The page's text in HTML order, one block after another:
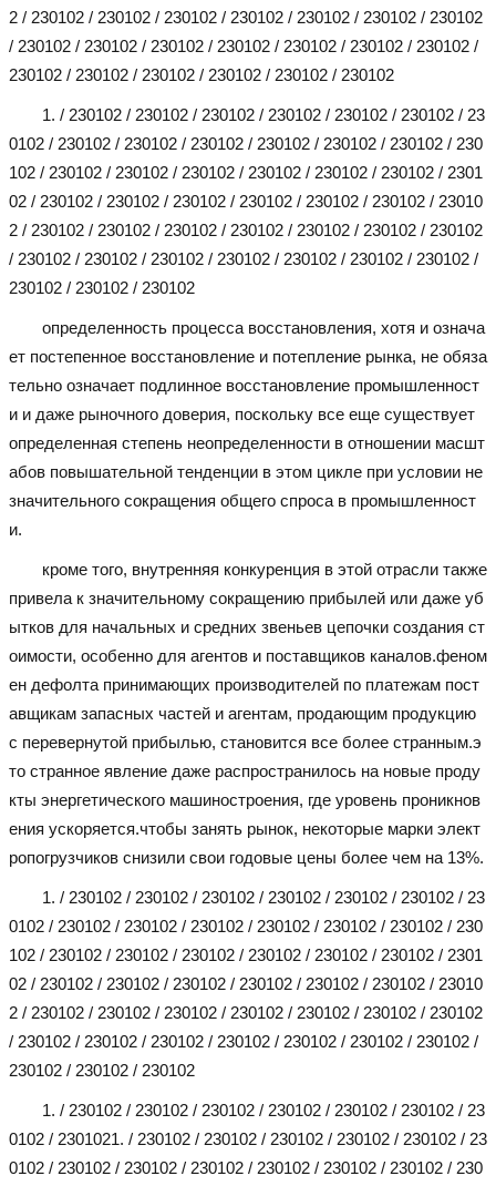
2 / 230102 / 230102 / 230102 / 230102 / 230102 / 230102 / 230102
/ 230102 / 230102 / 230102 / 230102 / 230102 / 230102 / 230102 /
230102 / 230102 / 230102 / 230102 / 230102 / 230102
1. / 230102 / 230102 / 230102 / 230102 / 230102 / 230102 / 23
0102 / 230102 / 230102 / 230102 / 230102 / 230102 / 230102 / 230
102 / 230102 / 230102 / 230102 / 230102 / 230102 / 230102 / 2301
02 / 230102 / 230102 / 230102 / 230102 / 230102 / 230102 / 23010
2 / 230102 / 230102 / 230102 / 230102 / 230102 / 230102 / 230102
/ 230102 / 230102 / 230102 / 230102 / 230102 / 230102 / 230102 /
230102 / 230102 / 230102
определенность процесса восстановления, хотя и означа
ет постепенное восстановление и потепление рынка, не обяза
тельно означает подлинное восстановление промышленност
и и даже рыночного доверия, поскольку все еще существует
определенная степень неопределенности в отношении масшт
абов повышательной тенденции в этом цикле при условии не
значительного сокращения общего спроса в промышленност
и.
кроме того, внутренняя конкуренция в этой отрасли также
привела к значительному сокращению прибылей или даже уб
ытков для начальных и средних звеньев цепочки создания ст
оимости, особенно для агентов и поставщиков каналов.феном
ен дефолта принимающих производителей по платежам пост
авщикам запасных частей и агентам, продающим продукцию
с перевернутой прибылью, становится все более странным.э
то странное явление даже распространилось на новые проду
кты энергетического машиностроения, где уровень проникнов
ения ускоряется.чтобы занять рынок, некоторые марки элект
ропогрузчиков снизили свои годовые цены более чем на 13%.
1. / 230102 / 230102 / 230102 / 230102 / 230102 / 230102 / 23
0102 / 230102 / 230102 / 230102 / 230102 / 230102 / 230102 / 230
102 / 230102 / 230102 / 230102 / 230102 / 230102 / 230102 / 2301
02 / 230102 / 230102 / 230102 / 230102 / 230102 / 230102 / 23010
2 / 230102 / 230102 / 230102 / 230102 / 230102 / 230102 / 230102
/ 230102 / 230102 / 230102 / 230102 / 230102 / 230102 / 230102 /
230102 / 230102 / 230102
1. / 230102 / 230102 / 230102 / 230102 / 230102 / 230102 / 23
0102 / 2301021. / 230102 / 230102 / 230102 / 230102 / 230102 / 23
0102 / 230102 / 230102 / 230102 / 230102 / 230102 / 230102 / 230